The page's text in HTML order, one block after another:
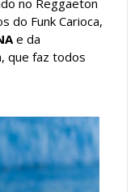
do Funk Carioca,
e da
que faz todos